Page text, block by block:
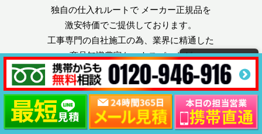
独自の仕入れルートでメーカー正規品を
激安特価でご提供しております。
工事専門の自社施工の為、業界に精通した
商品知識豊富なエキスパートが
丁寧に対応させていただきます。
オール電化のトータルコストを安くするなら、
sky-ecoキュートにぜひお問い合せ下さい！